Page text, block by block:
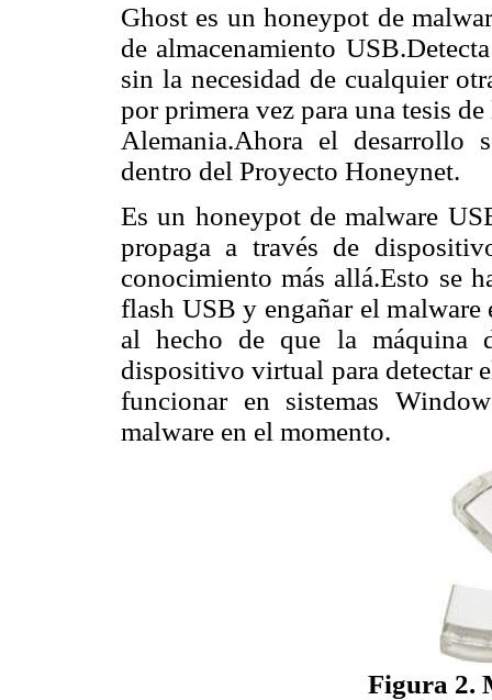
Ghost es un honeypot de
de almacenamiento
sin la necesidad de cualquier
por primera vez para una tesis
Alemania.Ahora el desarrollo
dentro del Proyecto Honeynet.
Es un honeypot de malware
propaga a través de
conocimiento más allá.Esto se
flash USB y engañar el
al hecho de que la máquina
dispositivo virtual para detectar
funcionar en sistemas
malware en el momento.
Figura 2.